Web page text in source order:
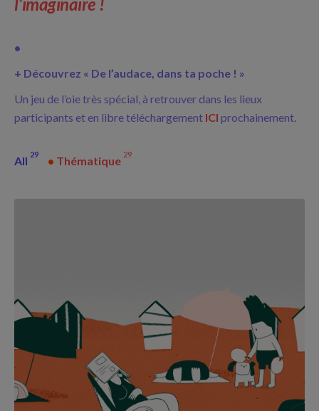
•
+ Découvrez « De l’audace, dans ta poche ! »
Un jeu de l’oie très spécial, à retrouver dans les lieux
participants et en libre téléchargement ICI prochainement.
All 29 • Thématique 29